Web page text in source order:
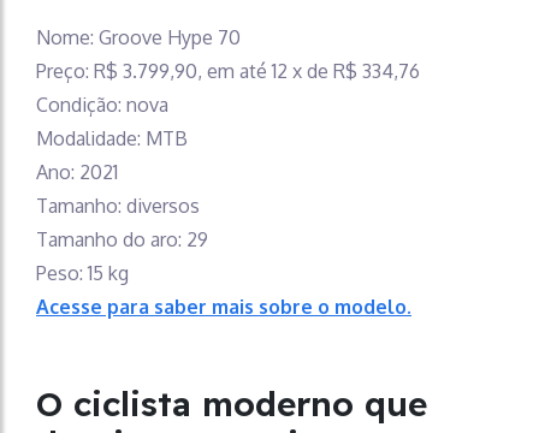
Nome: Groove Hype 70
Preço: R$ 3.799,90, em até 12 x de R$ 334,76
Condição: nova
Modalidade: MTB
Ano: 2021
Tamanho: diversos
Tamanho do aro: 29
Peso: 15 kg
Acesse para saber mais sobre o modelo.
O ciclista moderno que